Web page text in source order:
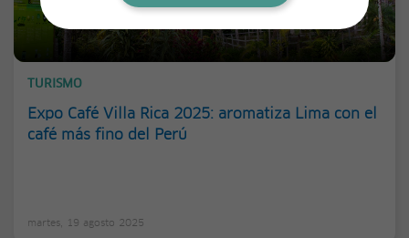
TURISMO
Expo Café Villa Rica 2025: aromatiza Lima con el
café más fino del Perú
martes, 19 agosto 2025